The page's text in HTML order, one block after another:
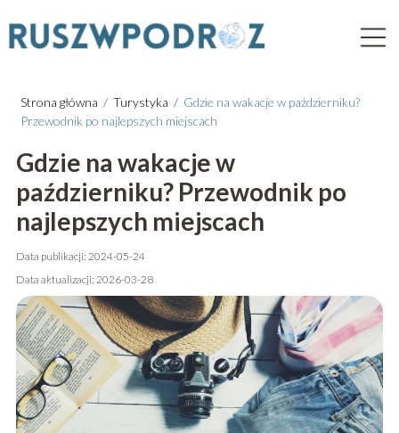
Strona główna / Turystyka / Gdzie na wakacje w październiku?
Przewodnik po najlepszych miejscach
Gdzie na wakacje w
październiku? Przewodnik po
najlepszych miejscach
Data publikacji: 2024-05-24
Data aktualizacji: 2026-03-28